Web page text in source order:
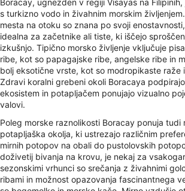
Boracay, ugnezden v regiji Visayas na
s turkizno vodo in živahnim morskim
mesta na otoku so znana po svoji
idealna za začetnike ali tiste, ki iščejo
izkušnjo. Tipično morsko življenje vključuje
ribe, kot so papagajske ribe, angelske ribe in
bolj eksotične vrste, kot so modropikaste raže
Zdravi koralni grebeni okoli Boracaya
ekosistem in potapljačem ponujajo vizualno
valovi.
Poleg morske raznolikosti Boracay ponuja tudi
potapljaška okolja, ki ustrezajo različnim
mirnih potopov na obali do pustolovskih
doživetij bivanja na krovu, je nekaj za
sezonskimi vrhunci so srečanja z živahnimi
ribami in možnost opazovanja fascinantnega